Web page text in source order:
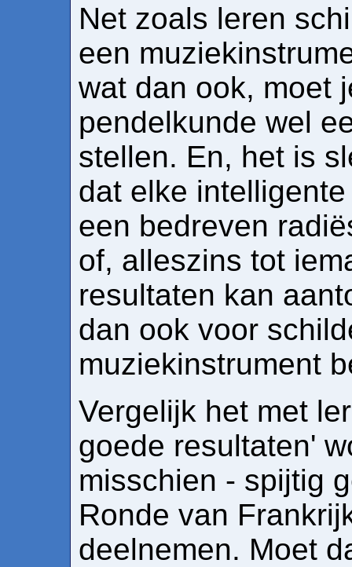
Net zoals leren
een
wat dan ook, moet
pendelkunde wel
stellen. En, het is
dat elke
een bedreven
of, alleszins tot
resultaten kan
dan ook voor
muziekinstrument
Vergelijk het met
goede resultaten'
misschien - spijtig
Ronde van
deelnemen. Moet